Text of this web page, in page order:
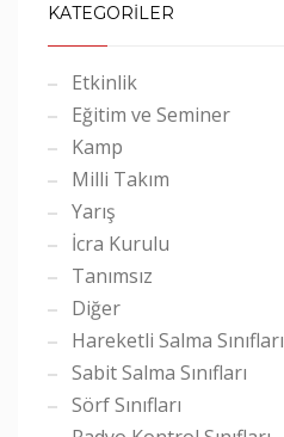
KATEGORİLER
Etkinlik
Eğitim ve Seminer
Kamp
Milli Takım
Yarış
İcra Kurulu
Tanımsız
Diğer
Hareketli Salma Sınıfları
Sabit Salma Sınıfları
Sörf Sınıfları